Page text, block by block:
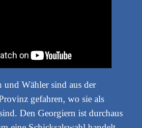
und Wähler sind aus der
gefahren, wo sie als
Den Georgiern ist durchaus